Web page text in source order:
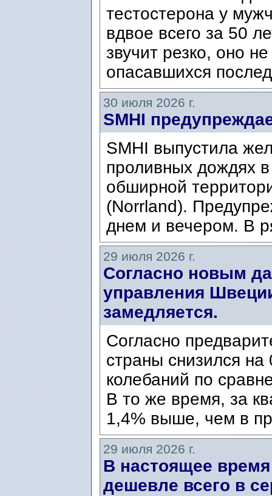
тестостерона у
вдвое всего за 50
звучит резко, оно
опасавшихся
30 июля 2026 г.
SMHI
SMHI выпустила
проливных дождях
обширной
(Norrland).
днем ​​и вечером. В
29 июля 2026 г.
Согласно новым
управления
замедляется.
Согласно
страны снизился
колебаний по
В то же время, за
1,4% выше, чем в
29 июля 2026 г.
В настоящее
дешевле всего в